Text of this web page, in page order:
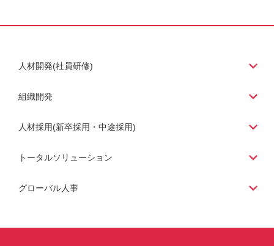
人材開発(社員研修)
組織開発
人材採用(新卒採用・中途採用)
トータルソリューション
グローバル人事